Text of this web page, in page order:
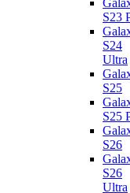
S23
S24
Ultra
S25
S25
S26
S26
Ultra